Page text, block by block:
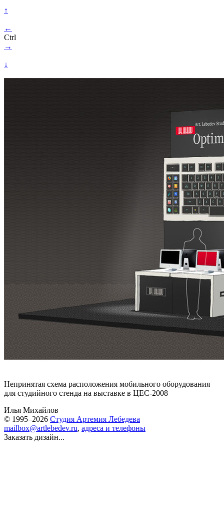
↑
←
Ctrl
→
↓
Непринятая схема расположения мобильного оборудования
для студийного стенда на выставке в ЦЕС-2008
Илья Михайлов
© 1995–2026 Студия Артемия Лебедева
mailbox@artlebedev.ru, адреса и телефоны
Заказать дизайн...